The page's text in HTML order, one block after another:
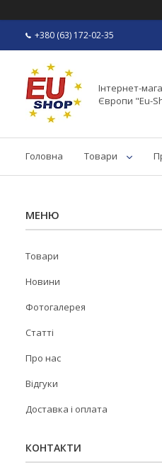
+380 (63) 172-02-35
Інтернет-
Європи "Eu-
Головна Товари
Товари
Новини
Фотогалерея
Статті
Про нас
Відгуки
Доставка і оплата
КОНТАКТИ